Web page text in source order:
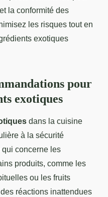
la conformité des
les risques tout en
exotiques
pour
exotiques
dans la cuisine
à la sécurité
concerne les
produits, comme les
ou les fruits
réactions inattendues